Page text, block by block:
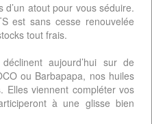
atout pour vous séduire.
est sans cesse renouvelée
tout frais.
aujourd’hui sur de
ou Barbapapa, nos huiles
Elles viennent compléter vos
à une glisse bien